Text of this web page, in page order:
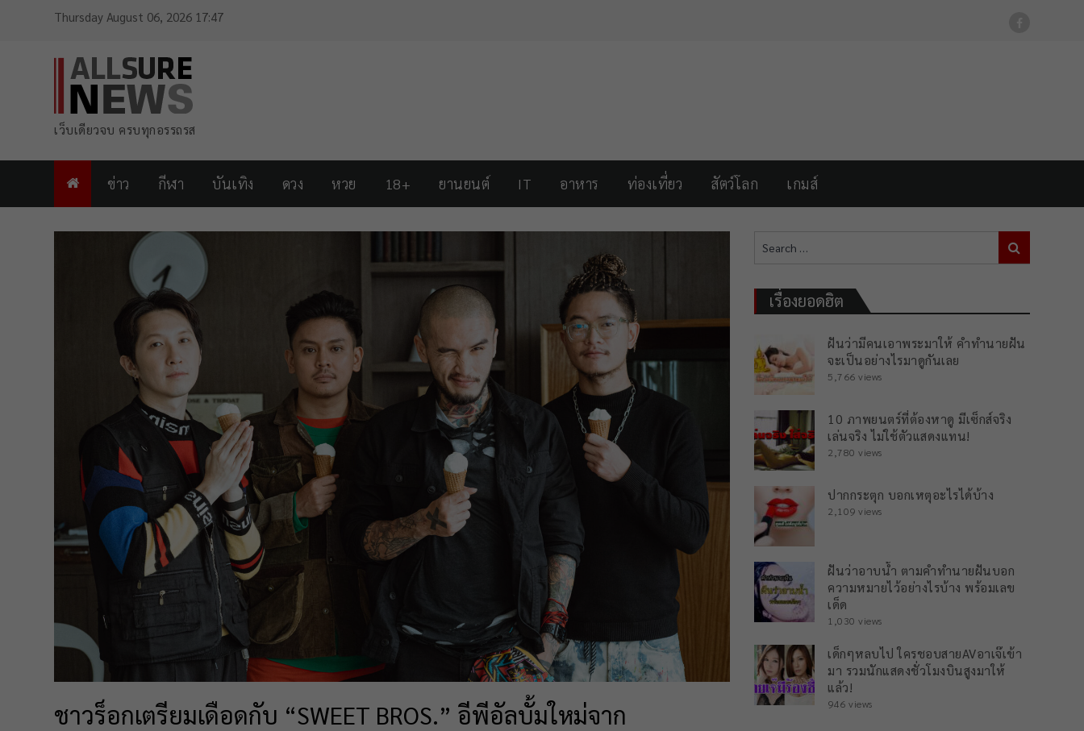
Thursday August 06, 2026 17:47
เว็บเดียวจบ ครบทุกอรรถรส
ข่าว กีฬา บันเทิง ดวง หวย 18+ ยานยนต์ IT อาหาร ท่องเที่ยว สัตว์โลก เกมส์
ชาวร็อกเตรียมเดือดกับ “SWEET BROS.” อีพีอัลบั้มใหม่จาก
for:
Search
เรื่องยอดฮิต
ฝันว่ามีคนเอาพระมาให้ คำทำนายฝัน
จะเป็นอย่างไรมาดูกันเลย
5,766 views
10 ภาพยนตร์ที่ต้องหาดู มีเซ็กส์จริง
เล่นจริง ไม่ใช้ตัวแสดงแทน!
2,780 views
ปากกระตุก บอกเหตุอะไรได้บ้าง
2,109 views
ฝันว่าอาบน้ำ ตามคำทำนายฝันบอก
ความหมายไว้อย่างไรบ้าง พร้อมเลข
เด็ด
1,030 views
เด็กๆหลบไป ใครชอบสายAVอาเจ๊เข้า
มา รวมนักแสดงชั่วโมงบินสูงมาให้
แล้ว!
946 views